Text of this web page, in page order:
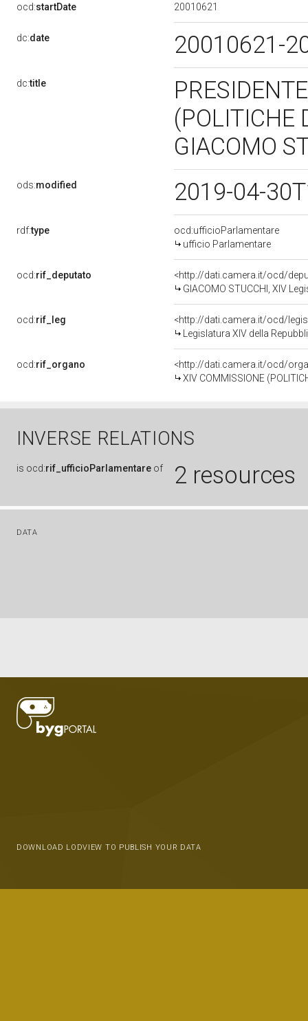
ocd:startDate 20010621
dc:date 20010621-
dc:title
(POLITICHE
GIACOMO
ods:modified 2019-04-
rdf:type
ocd:ufficioParlamentare
ufficio Parlamentare
ocd:rif_deputato
<http://dati.camera.it/ocd/
GIACOMO STUCCHI, XIV
ocd:rif_leg
<http://dati.camera.it/ocd/
Legislatura XIV della
ocd:rif_organo
<http://dati.camera.it/ocd/
XIV COMMISSIONE
INVERSE RELATIONS
is ocd:rif_ufficioParlamentare of 2 resources
DATA
DOWNLOAD LODVIEW TO PUBLISH YOUR DATA